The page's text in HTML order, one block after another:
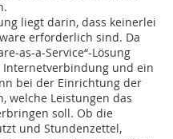
liegt darin, dass keinerlei
erforderlich sind. Da
as-a-Service“-Lösung
und ein
bei der Einrichtung der
welche Leistungen das
soll. Ob die
und Stundenzettel,